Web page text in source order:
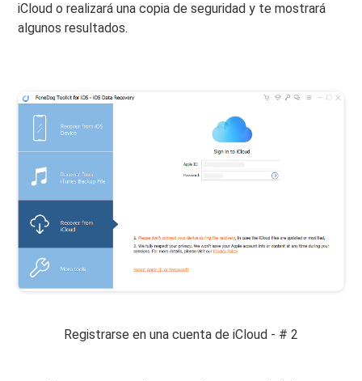
iCloud o realizará una copia de seguridad y te mostrará
algunos resultados.
Registrarse en una cuenta de iCloud - # 2